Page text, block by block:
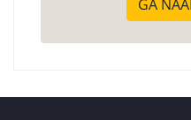
GA